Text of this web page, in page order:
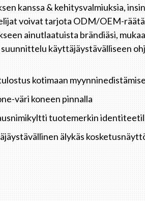
kanssa & kehitysvalmiuksia,
voivat tarjota ODM/OEM-
ainutlaatuista brändiäsi,
suunnittelu käyttäjäystävälliseen
kotimaan
väri koneen pinnalla
tuotemerkin
älykäs